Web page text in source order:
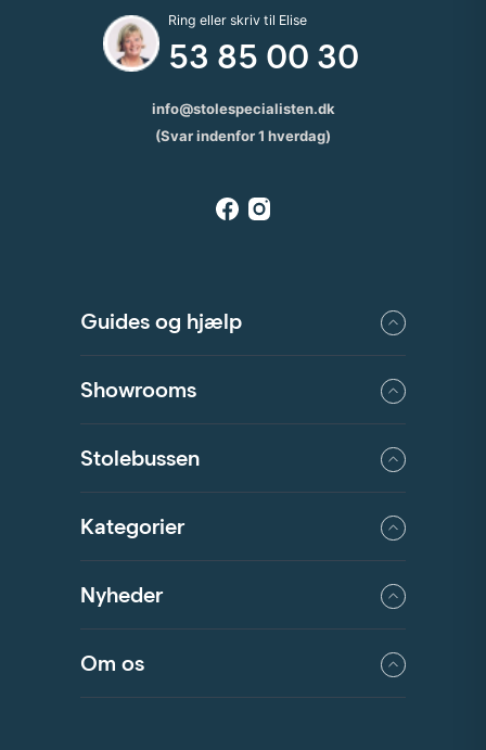
Ring eller skriv til Elise
53 85 00 30
info@stolespecialisten.dk
(Svar indenfor 1 hverdag)
Guides og hjælp
Showrooms
Stolebussen
Kategorier
Om os
Nyheder